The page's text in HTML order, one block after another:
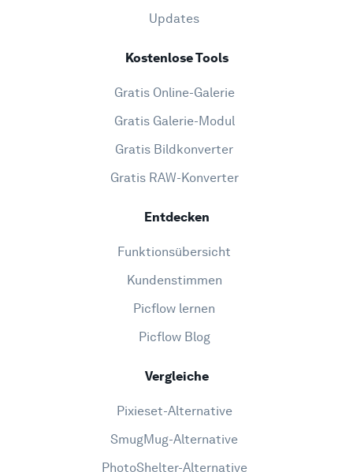
Updates
Kostenlose Tools
Gratis Online-Galerie
Gratis Galerie-Modul
Gratis Bildkonverter
Gratis RAW-Konverter
Entdecken
Funktionsübersicht
Kundenstimmen
Picflow lernen
Picflow Blog
Vergleiche
Pixieset-Alternative
SmugMug-Alternative
PhotoShelter-Alternative